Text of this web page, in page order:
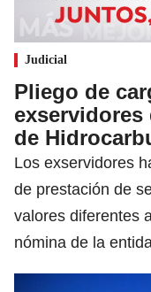
Judicial
Pliego de
exservidores
de
Los exservidores
de prestación de
valores diferentes
nómina de la